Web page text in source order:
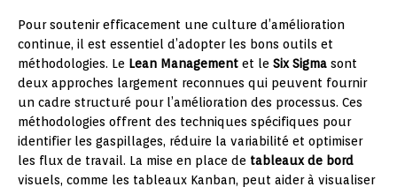
Pour soutenir efficacement une culture d’amélioration
continue, il est essentiel d’adopter les bons outils et
méthodologies. Le Lean Management et le Six Sigma sont
deux approches largement reconnues qui peuvent fournir
un cadre structuré pour l’amélioration des processus. Ces
méthodologies offrent des techniques spécifiques pour
identifier les gaspillages, réduire la variabilité et optimiser
les flux de travail. La mise en place de tableaux de bord
visuels, comme les tableaux Kanban, peut aider à visualiser